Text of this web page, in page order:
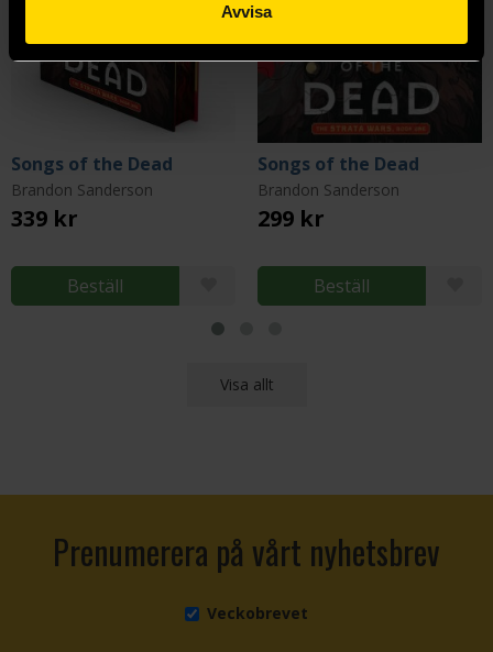
Avvisa
Songs of the Dead
Brandon Sanderson
339 kr
Beställ
Songs of the Dead
Brandon Sanderson
299 kr
Beställ
Visa allt
Prenumerera på vårt nyhetsbrev
Veckobrevet